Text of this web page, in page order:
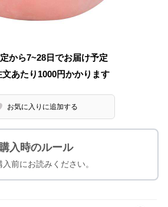
から7~28日でお届け予定
あたり 1000円かかります
お気に入りに追加する
購入時のルール
入前にお読みください。